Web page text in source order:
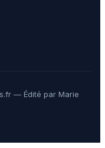
— Édité par Marie